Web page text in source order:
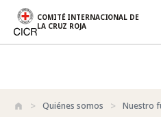
Pasar al contenido principal
COMITÉ INTERNACIONAL DE
LA CRUZ ROJA
Quiénes somos Nuestro